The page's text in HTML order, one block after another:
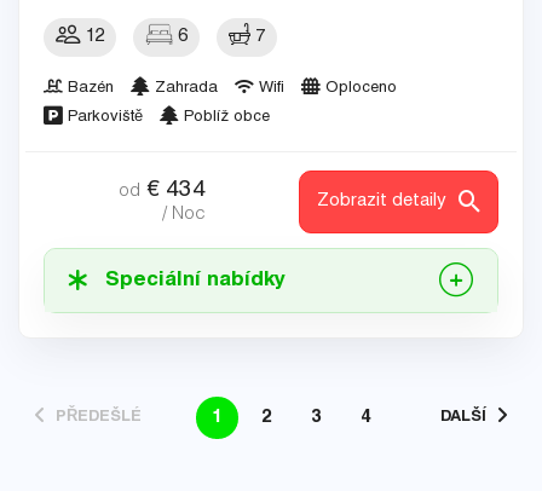
12 6 7
Bazén Zahrada Wifi
Oploceno
Parkoviště
Poblíž obce
od € 434
/ Noc
Zobrazit detaily
Speciální nabídky
PŘEDEŠLÉ 1 2 3 4 DALŠÍ